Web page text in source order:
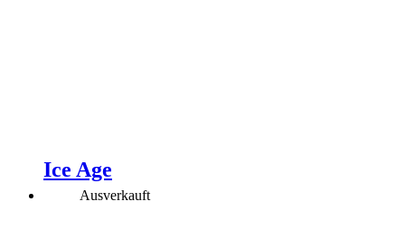
Ice Age
Ausverkauft